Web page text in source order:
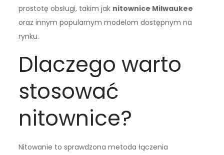
prostotę obsługi, takim jak nitownice Milwaukee
oraz innym popularnym modelom dostępnym na
rynku.
Dlaczego warto
stosować
nitownice?
Nitowanie to sprawdzona metoda łączenia